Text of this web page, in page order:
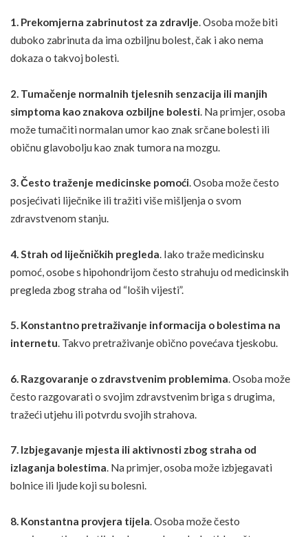
1. Prekomjerna zabrinutost za zdravlje. Osoba može biti
duboko zabrinuta da ima ozbiljnu bolest, čak i ako nema
dokaza o takvoj bolesti.
2. Tumačenje normalnih tjelesnih senzacija ili manjih
simptoma kao znakova ozbiljne bolesti. Na primjer, osoba
može tumačiti normalan umor kao znak srčane bolesti ili
običnu glavobolju kao znak tumora na mozgu.
3. Često traženje medicinske pomoći. Osoba može često
posjećivati liječnike ili tražiti više mišljenja o svom
zdravstvenom stanju.
4. Strah od liječničkih pregleda. Iako traže medicinsku
pomoć, osobe s hipohondrijom često strahuju od medicinskih
pregleda zbog straha od “loših vijesti”.
5. Konstantno pretraživanje informacija o bolestima na
internetu. Takvo pretraživanje obično povećava tjeskobu.
6. Razgovaranje o zdravstvenim problemima. Osoba može
često razgovarati o svojim zdravstvenim briga s drugima,
tražeći utjehu ili potvrdu svojih strahova.
7. Izbjegavanje mjesta ili aktivnosti zbog straha od
izlaganja bolestima. Na primjer, osoba može izbjegavati
bolnice ili ljude koji su bolesni.
8. Konstantna provjera tijela. Osoba može često